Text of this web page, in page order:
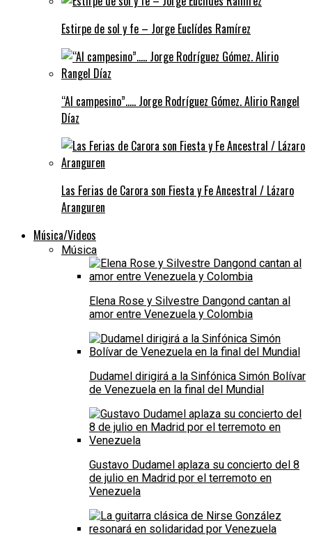
Estirpe de sol y fe – Jorge Euclídes Ramírez
“Al campesino”….. Jorge Rodríguez Gómez. Alirio Rangel
Díaz
Las Ferias de Carora son Fiesta y Fe Ancestral / Lázaro
Aranguren
Música/Videos
Música
Elena Rose y Silvestre Dangond cantan al
amor entre Venezuela y Colombia
Dudamel dirigirá a la Sinfónica Simón Bolívar
de Venezuela en la final del Mundial
Gustavo Dudamel aplaza su concierto del 8
de julio en Madrid por el terremoto en
Venezuela